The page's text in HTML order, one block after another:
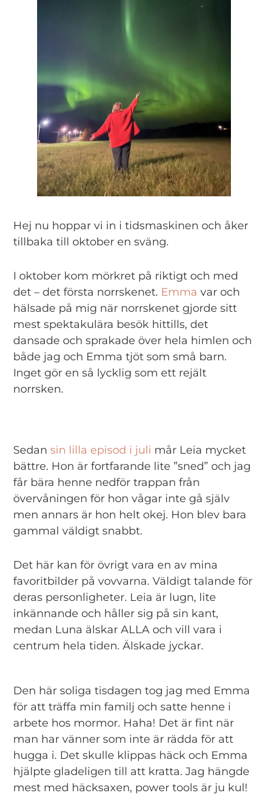
Hej nu hoppar vi in i tidsmaskinen och åker
tillbaka till oktober en sväng.
I oktober kom mörkret på riktigt och med
det – det första norrskenet. Emma var och
hälsade på mig när norrskenet gjorde sitt
mest spektakulära besök hittills, det
dansade och sprakade över hela himlen och
både jag och Emma tjöt som små barn.
Inget gör en så lycklig som ett rejält
norrsken.
Sedansin lilla episod i juli mår Leia mycket
bättre. Hon är fortfarande lite ”sned” och jag
får bära henne nedför trappan från
övervåningen för hon vågar inte gå själv
men annars är hon helt okej. Hon blev bara
gammal väldigt snabbt.
Det här kan för övrigt vara en av mina
favoritbilder på vovvarna. Väldigt talande för
deras personligheter. Leia är lugn, lite
inkännande och håller sig på sin kant,
medan Luna älskar ALLA och vill vara i
centrum hela tiden. Älskade jyckar.
Den här soliga tisdagen tog jag med Emma
för att träffa min familj och satte henne i
arbete hos mormor. Haha! Det är fint när
man har vänner som inte är rädda för att
hugga i. Det skulle klippas häck och Emma
hjälpte gladeligen till att kratta. Jag hängde
mest med häcksaxen, power tools är ju kul!